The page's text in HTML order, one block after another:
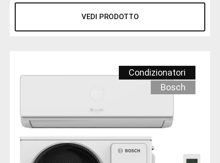
VEDI PRODOTTO
Condizionatori
Bosch